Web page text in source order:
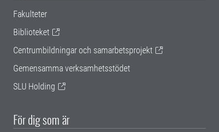
Fakulteter
Biblioteket
Centrumbildningar och samarbetsprojekt
Gemensamma verksamhetsstödet
SLU Holding
För dig som är